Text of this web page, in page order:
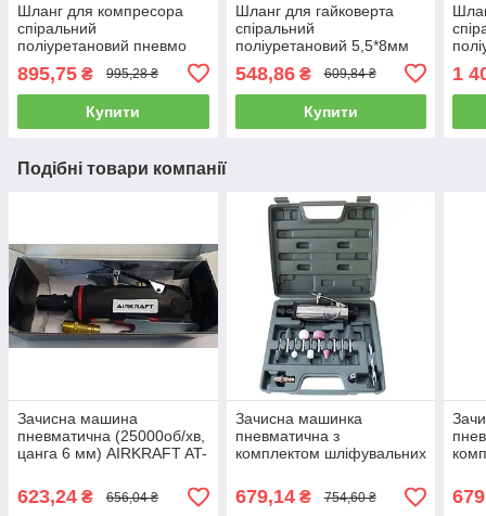
Шланг для компресора
спіральний
поліуретановий пневмо
AIRKRAFT. Made in Italy.
AHC48-J
895,75 ₴ 995,28 ₴
Купити
Шланг для гайковерта
спіральний
поліуретановий 5,5*8мм
L=15м AIRKRAFT AHC46-
C (для
компресора,пневматичний)
548,86₴ 609,84 ₴
Купити
1
Подібні товари компанії
Зачисна машина
пневматична (25000об/хв,
цанга 6 мм) AIRKRAFT AT-
від компресора)
623,24 ₴ 656,04 ₴
Зачисна машинка
пневматична з
комплектом шліфувальних
мм і 6 мм) AIRKRAFT TP-
201K
679,14₴ 754,60 ₴
K